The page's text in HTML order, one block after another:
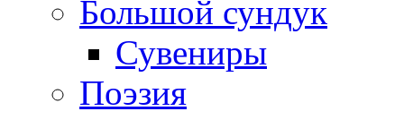
Большой сундук
Сувениры
Поэзия